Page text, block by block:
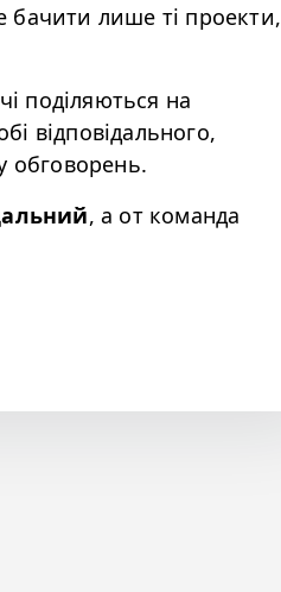
бачити лише ті проекти,
поділяються на
відповідального,
обговорень.
, а от команда